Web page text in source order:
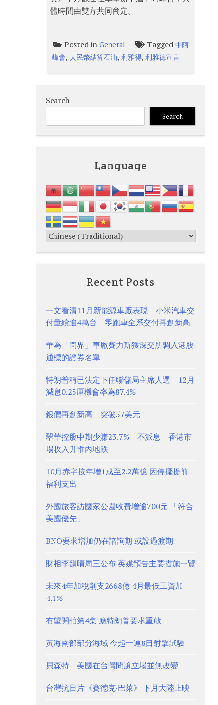
體時間由雙方共同商定。
Posted in General Tagged 中阿
峰會, 人民幣結算石油,利雅得,利雅德宣言
Search
Search
Language
Recent Posts
一文看清11月新能源車廠表現 小米汽車交
付量續逾4萬台 零跑車全系交付再創新高
華為「問界」車廠賽力斯獲深交所調入港股
通標的證券名單
特朗普稱已決定下任聯儲局主席人選 12月
減息0.25厘機會率為87.4%
銀價再創新高 突破57美元
翠華控股中期少賺23.7% 不派息 香港市
場收入升惟內地跌
10月赤字按年增1成至2.2萬億 因停擺提前
福利支出
外國旅客訪國家公園收費增逾700元 「符合
美國優先」
BNO要求增加仍在諮詢期 或設過渡期
財相李韻晴周三公布 英媒預告主要措施一覽
未來4年加稅削支2668億 4月最低工資加
4.1%
有望開拍第4集 應特朗普要求重啟
黃海南部部分海域 今起一連8日射擊試驗
貝森特：美國在台灣問題立場並無改變
台灣抗日片《賽德克·巴萊》 下月大陸上映